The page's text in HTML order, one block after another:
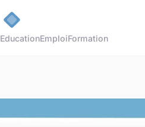
EducationEmploiFormation